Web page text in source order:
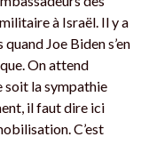
à Israël. Il y a
Joe Biden s’en
On attend
soit la sympathie
il faut dire ici
C’est